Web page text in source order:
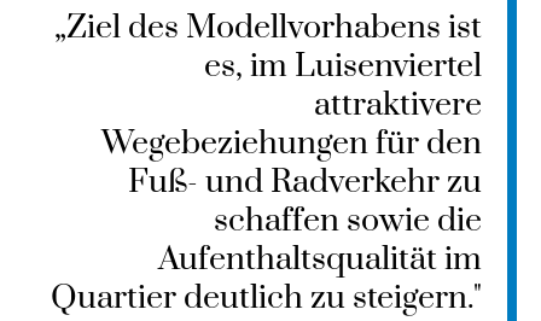
„Ziel des Modellvorhabens ist
es, im Luisenviertel
attraktivere
Wegebeziehungen für den
Fuß- und Radverkehr zu
schaffen sowie die
Aufenthaltsqualität im
Quartier deutlich zu steigern."